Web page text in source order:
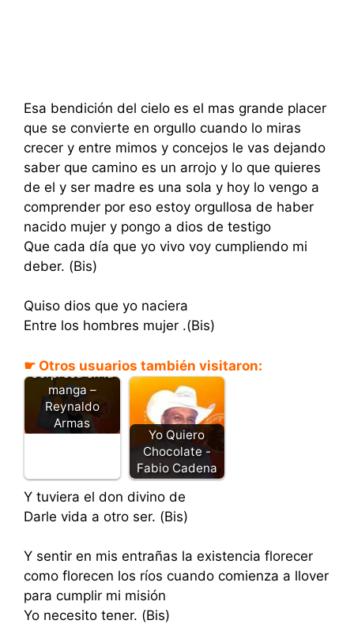
Esa bendición del cielo es el mas grande placer
que se convierte en orgullo cuando lo miras
crecer y entre mimos y concejos le vas dejando
saber que camino es un arrojo y lo que quieres
de el y ser madre es una sola y hoy lo vengo a
comprender por eso estoy orgullosa de haber
nacido mujer y pongo a dios de testigo
Que cada día que yo vivo voy cumpliendo mi
deber. (Bis)
Quiso dios que yo naciera
Entre los hombres mujer .(Bis)
☛ Otros usuarios también visitaron:
Sorpresa en la
manga –
Reynaldo
Armas
Yo Quiero
Chocolate -
Fabio Cadena
Y tuviera el don divino de
Darle vida a otro ser. (Bis)
Y sentir en mis entrañas la existencia florecer
como florecen los ríos cuando comienza a llover
para cumplir mi misión
Yo necesito tener. (Bis)